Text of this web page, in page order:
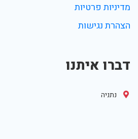
מדיניות פרטיות
הצהרת נגישות
דברו איתנו
נתניה